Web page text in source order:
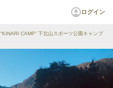
ログイン
“KINARI CAMP” 下北山スポーツ公園キャンプ